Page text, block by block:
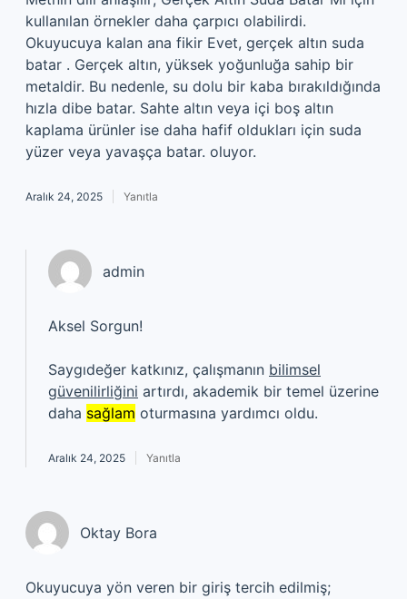
kullanılan örnekler daha çarpıcı olabilirdi.
Okuyucuya kalan ana fikir Evet, gerçek altın suda
batar . Gerçek altın, yüksek yoğunluğa sahip bir
metaldir. Bu nedenle, su dolu bir kaba bırakıldığında
hızla dibe batar. Sahte altın veya içi boş altın
kaplama ürünler ise daha hafif oldukları için suda
yüzer veya yavaşça batar. oluyor.
Aralık 24, 2025 Yanıtla
admin
Aksel Sorgun!
Saygıdeğer katkınız, çalışmanın bilimsel
güvenilirliğini artırdı, akademik bir temel üzerine
daha sağlam oturmasına yardımcı oldu.
Aralık 24, 2025 Yanıtla
Oktay Bora
Okuyucuya yön veren bir giriş tercih edilmiş;